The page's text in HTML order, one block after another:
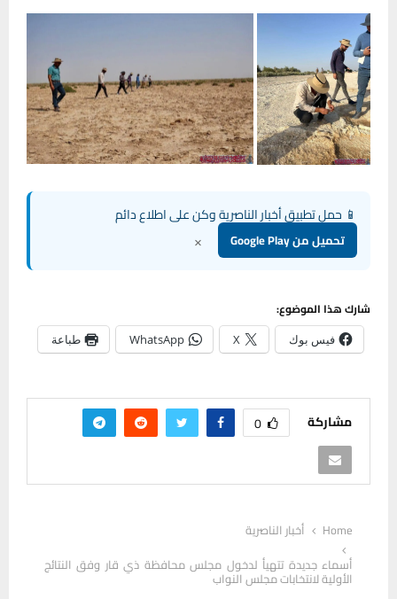
📱 حمل تطبيق أخبار الناصرية وكن على اطلاع دائم
تحميل من Google Play ×
شارك هذا الموضوع:
فيس بوك X
WhatsApp طباعة
مشاركة 0
Home
أخبار الناصرية
أسماء جديدة تتهيأ لدخول مجلس محافظة ذي قار وفق النتائج
الأولية لانتخابات مجلس النواب